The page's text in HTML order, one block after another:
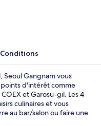
Conditions
Seoul Gangnam vous
d'intérêt comme
et Garosu-gil. Les 4
culinaires et vous
au bar/salon ou faire une